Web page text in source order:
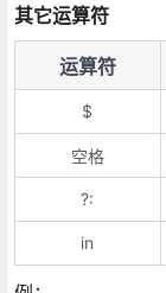
其它运算符
运算符
$
空格
?:
in